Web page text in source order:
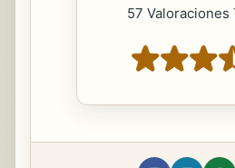
57 Valoraciones